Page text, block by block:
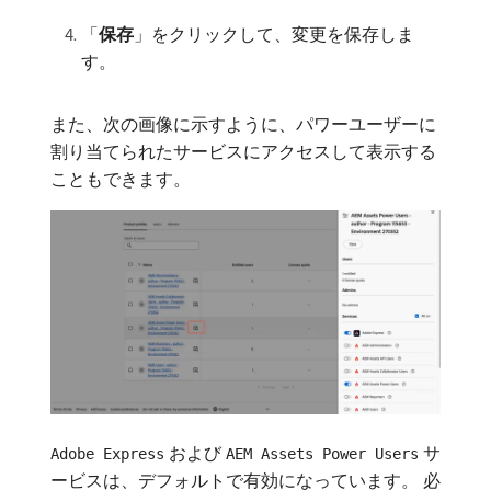
「保存 」をクリックして、変更を保存しま
す。
また、次の画像に示すように、パワーユーザーに
割り当てられたサービスにアクセスして表示する
こともできます。
Adobe Express およびAEM Assets Power Users サ
ービスは、デフォルトで有効になっています。 必